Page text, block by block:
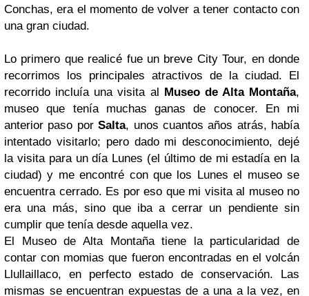
Conchas, era el momento de volver a tener contacto con
una gran ciudad.
Lo primero que realicé fue un breve City Tour, en donde
recorrimos los principales atractivos de la ciudad. El
recorrido incluía una visita al Museo de Alta Montaña,
museo que tenía muchas ganas de conocer. En mi
anterior paso porSalta, unos cuantos años atrás, había
intentado visitarlo; pero dado mi desconocimiento, dejé
la visita para un día Lunes (el último de mi estadía en la
ciudad) y me encontré con que los Lunes el museo se
encuentra cerrado. Es por eso que mi visita al museo no
era una más, sino que iba a cerrar un pendiente sin
cumplir que tenía desde aquella vez.
El Museo de Alta Montaña tiene la particularidad de
contar con momias que fueron encontradas en el volcán
Llullaillaco, en perfecto estado de conservación. Las
mismas se encuentran expuestas de a una a la vez, en